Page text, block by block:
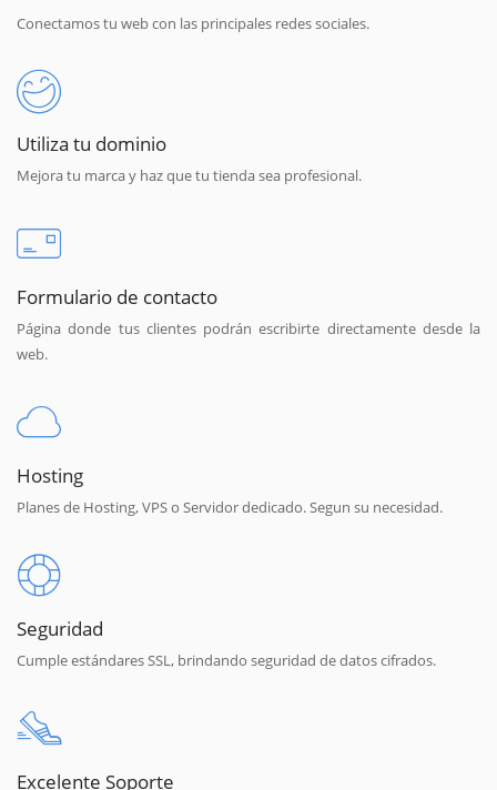
Conectamos tu web con las principales redes sociales.
Utiliza tu dominio
Mejora tu marca y haz que tu tienda sea profesional.
Formulario de contacto
Página donde tus clientes podrán escribirte directamente desde la
web.
Hosting
Planes de Hosting, VPS o Servidor dedicado. Segun su necesidad.
Seguridad
Cumple estándares SSL, brindando seguridad de datos cifrados.
Excelente Soporte